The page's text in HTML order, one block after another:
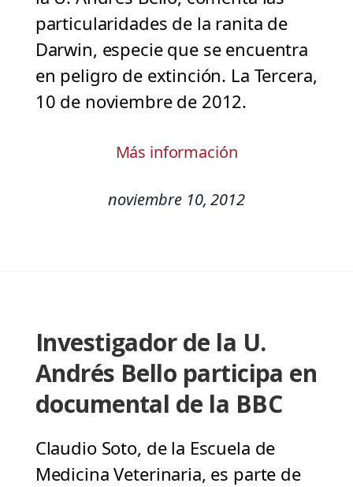
particularidades de la ranita de
Darwin, especie que se encuentra
en peligro de extinción. La Tercera,
10 de noviembre de 2012.
Más información
noviembre 10, 2012
Investigador de la U.
Andrés Bello participa en
documental de la BBC
Claudio Soto, de la Escuela de
Medicina Veterinaria, es parte de